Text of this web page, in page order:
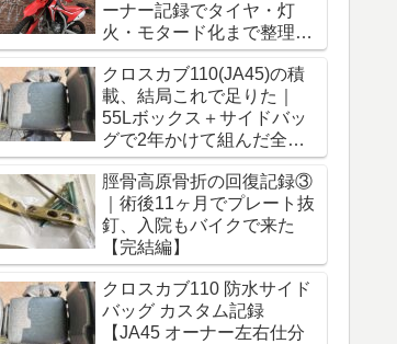
ーナー記録でタイヤ・灯
火・モタード化まで整理
【保存版】
クロスカブ110(JA45)の積
載、結局これで足りた｜
55Lボックス＋サイドバッ
グで2年かけて組んだ全構
成【保存版】
脛骨高原骨折の回復記録③
｜術後11ヶ月でプレート抜
釘、入院もバイクで来た
【完結編】
クロスカブ110 防水サイド
バッグ カスタム記録
【JA45 オーナー左右仕分